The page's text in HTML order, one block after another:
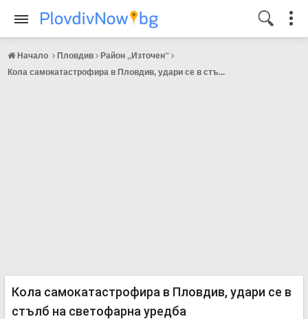
Начало Пловдив Район „Източен“
Кола самокатастрофира в Пловдив, удари се в стъ...
Кола самокатастрофира в Пловдив, удари се в
стълб на светофарна уредба